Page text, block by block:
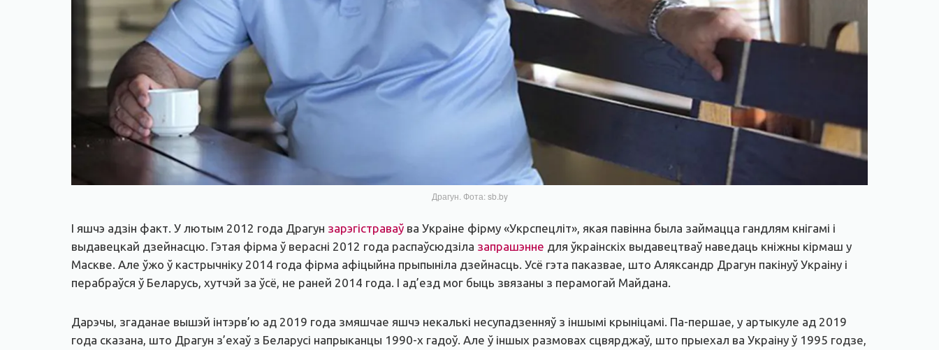
Драгун. Фота: sb.by
І яшчэ адзін факт. У лютым 2012 года Драгун зарэгістраваў ва Украіне фірму «Укрспецліт», якая павінна была займацца гандлям кнігамі і
выдавецкай дзейнасцю. Гэтая фірма ў верасні 2012 года распаўсюдзіла запрашэнне для ўкраінскіх выдавецтваў наведаць кніжны кірмаш у
Маскве. Але ўжо ў кастрычніку 2014 года фірма афіцыйна прыпыніла дзейнасць. Усё гэта паказвае, што Аляксандр Драгун пакінуў Украіну і
перабраўся ў Беларусь, хутчэй за ўсё, не раней 2014 года. І ад’езд мог быць звязаны з перамогай Майдана.
Дарэчы, згаданае вышэй інтэрв’ю ад 2019 года змяшчае яшчэ некалькі несупадзенняў з іншымі крыніцамі. Па-першае, у артыкуле ад 2019
года сказана, што Драгун з’ехаў з Беларусі напрыканцы 1990-х гадоў. Але ў іншых размовах сцвярджаў, што прыехал ва Украіну ў 1995 годзе,